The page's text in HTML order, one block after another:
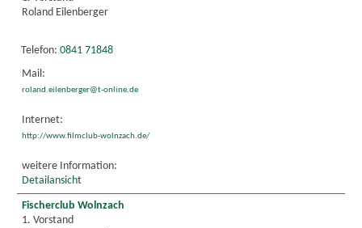
Roland Eilenberger
Telefon: 0841 71848
Mail:
roland.eilenberger@t-online.de
Internet:
http://www.filmclub-wolnzach.de/
weitere Information:
Detailansicht
Fischerclub Wolnzach
1. Vorstand